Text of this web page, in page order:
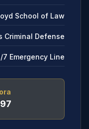
School of Law
Criminal Defense
7 Emergency Line